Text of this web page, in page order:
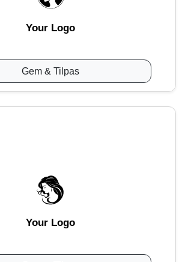
Your Logo
Gem & Tilpas
Your Logo